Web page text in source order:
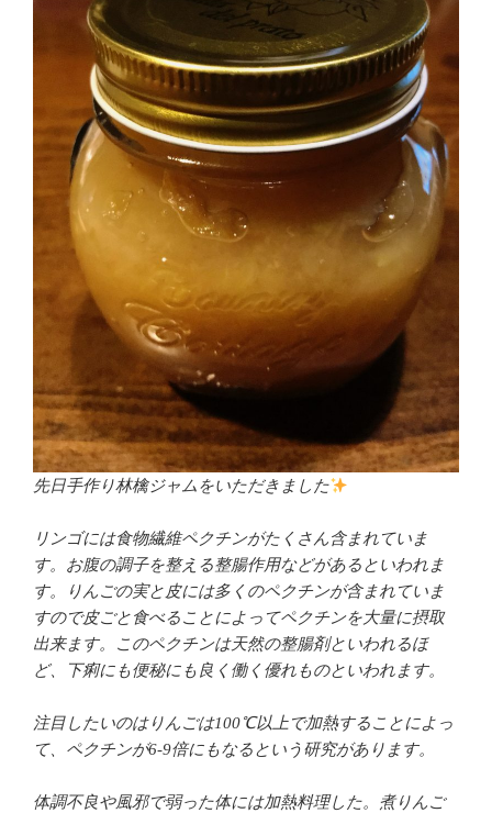
先日手作り林檎ジャムをいただきました
リンゴには食物繊維ペクチンがたくさん含まれていま
す。お腹の調子を整える整腸作用などがあるといわれま
す。りんごの実と皮には多くのペクチンが含まれていま
すので皮ごと食べることによってペクチンを大量に摂取
出来ます。このペクチンは天然の整腸剤といわれるほ
ど、下痢にも便秘にも良く働く優れものといわれます。
注目したいのはりんごは100℃以上で加熱することによっ
て、ペクチンが6-9倍にもなるという研究があります。
体調不良や風邪で弱った体には加熱料理した。煮りんご